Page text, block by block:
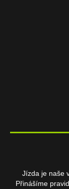
Jízda je naše
Přinášíme